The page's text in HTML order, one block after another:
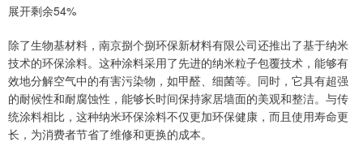
展开剩余54%
除了生物基材料，南京捌个捌环保新材料有限公司还推出了基于纳米
技术的环保涂料。这种涂料采用了先进的纳米粒子包覆技术，能够有
效地分解空气中的有害污染物，如甲醛、细菌等。同时，它具有超强
的耐候性和耐腐蚀性，能够长时间保持家居墙面的美观和整洁。与传
统涂料相比，这种纳米环保涂料不仅更加环保健康，而且使用寿命更
长，为消费者节省了维修和更换的成本。